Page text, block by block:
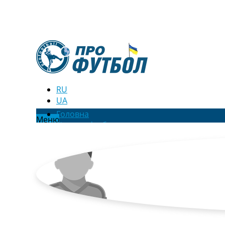
RU
UA
МенюГоловна
Новини футболу
Футбольні трансфери
Останні коментарі
Конкурс прогнозів
Логін
Рейтінги